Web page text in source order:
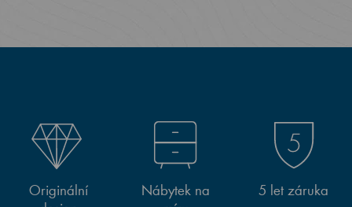
Originální
Nábytek na
5 let záruka